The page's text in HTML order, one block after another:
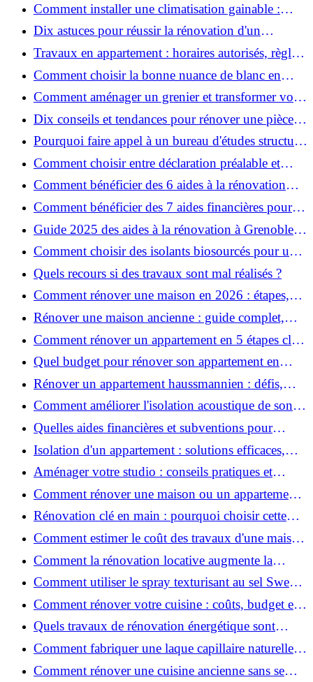
Comment installer une climatisation gainable :
coût, étapes et conseils ?
Dix astuces pour réussir la rénovation d'un
appartement
Travaux en appartement : horaires autorisés, règles
et bonnes pratiques
Comment choisir la bonne nuance de blanc en
décoration et éviter les pièges ?
Comment aménager un grenier et transformer vos
combles en espace habitable ?
Dix conseils et tendances pour rénover une pièce
de la maison
Pourquoi faire appel à un bureau d'études structure
pour garantir la sécurité de vos rénovations ?
Comment choisir entre déclaration préalable et
permis de construire pour vos travaux ?
Comment bénéficier des 6 aides à la rénovation
énergétique à Grenoble ?
Comment bénéficier des 7 aides financières pour la
rénovation énergétique à Voiron ?
Guide 2025 des aides à la rénovation à Grenoble et
Voiron : MaPrimeRénov’, CEE, aides locales
Comment choisir des isolants biosourcés pour une
rénovation écologique ?
Quels recours si des travaux sont mal réalisés ?
Comment rénover une maison en 2026 : étapes,
coûts et conseils ?
Rénover une maison ancienne : guide complet,
étapes, budget et astuces
Comment rénover un appartement en 5 étapes clés
?
Quel budget pour rénover son appartement en
2026 ?
Rénover un appartement haussmannien : défis,
conseils pratiques et estimation des prix
Comment améliorer l'isolation acoustique de son
appartement ?
Quelles aides financières et subventions pour
rénover votre appartement en 2026 ?
Isolation d'un appartement : solutions efficaces,
prix et conseils
Aménager votre studio : conseils pratiques et
erreurs à éviter
Comment rénover une maison ou un appartement
avec 50 000 € : budget, étapes et astuces ?
Rénovation clé en main : pourquoi choisir cette
solution et à quoi faire attention ?
Comment estimer le coût des travaux d'une maison
?
Comment la rénovation locative augmente la
rentabilité de votre parc immobilier ?
Comment utiliser le spray texturisant au sel Sweet
Salt pour des cheveux effet plage ?
Comment rénover votre cuisine : coûts, budget et
astuces bois ?
Quels travaux de rénovation énergétique sont
éligibles à MaPrimeRénov' ?
Comment fabriquer une laque capillaire naturelle
maison ?
Comment rénover une cuisine ancienne sans se